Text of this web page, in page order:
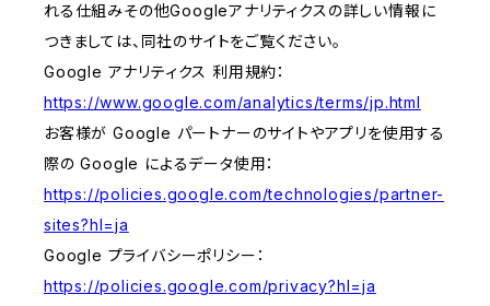
れる仕組みその他Googleアナリティクスの詳しい情報に
つきましては、同社のサイトをご覧ください。
Google アナリティクス 利用規約：
https://www.google.com/analytics/terms/jp.html
お客様が Google パートナーのサイトやアプリを使用する
際の Google によるデータ使用：
https://policies.google.com/technologies/partner-
sites?hl=ja
Google プライバシーポリシー：
https://policies.google.com/privacy?hl=ja